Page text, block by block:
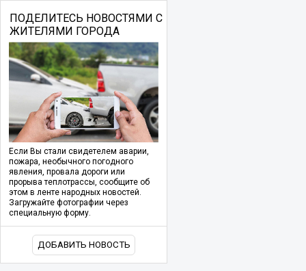
ПОДЕЛИТЕСЬ НОВОСТЯМИ С
ЖИТЕЛЯМИ ГОРОДА
Если Вы стали свидетелем аварии,
пожара, необычного погодного
явления, провала дороги или
прорыва теплотрассы, сообщите об
этом в ленте народных новостей.
Загружайте фотографии через
специальную форму.
ДОБАВИТЬ НОВОСТЬ